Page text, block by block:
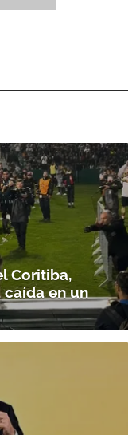
Coritiba,
caída en un